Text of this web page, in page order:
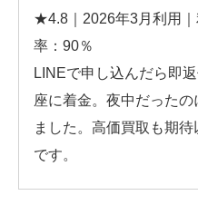
★4.8｜2026年3月利用
率：90％
LINEで申し込んだら即
座に着金。夜中だった
ました。高価買取も期
です。